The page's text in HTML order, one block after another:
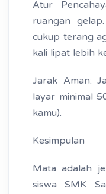
Atur
ruangan
cukup terang
kali lipat lebih
Jarak Aman:
layar minimal
kamu).
Kesimpulan
Mata adalah
siswa SMK